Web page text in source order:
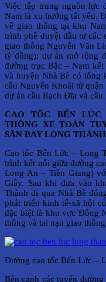
Việc tập trung nguồn lực
Nam là xu hướng tất yếu.
về giao thông tại khu
trình phê duyệt đầu tư các
giao thông Nguyễn Văn
tỷ đồng); dự án mở rộng
đường trục Bắc – Nam
và huyện Nhà Bè có tổng
cầu Nguyễn Khoái từ
dự án cầu Rạch Đĩa và
CAO TỐC BẾN
THÔNG XE TOÀN
SÂN BAY LONG
Cao tốc Bến Lức – Long
trình kết nối giữa đường
Long An – Tiền Giang)
Giây. Sau khi đưa vào
Thành đi qua Nhà Bè
phát triển kinh tế-xã hội
đặc biệt là khu vực Đông
thông và tai nạn giao
Đường cao tốc Bến Lức –
Bên cạnh các tuyến